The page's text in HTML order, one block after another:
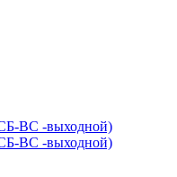
ВС -выходной)
ВС -выходной)